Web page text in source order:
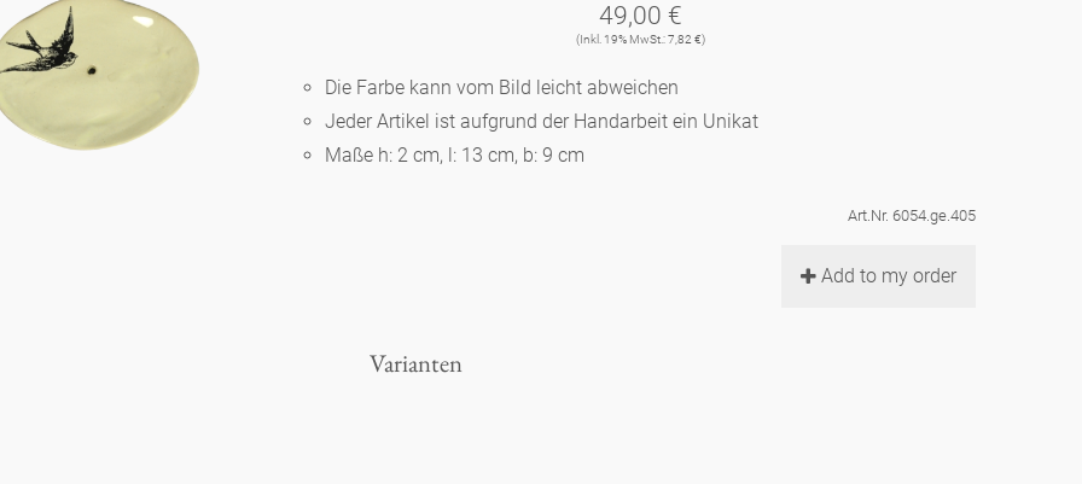
Souvenir
Berlin
49,00 €
(Inkl. 19% MwSt.: 7,82 €)
Die Farbe kann vom Bild leicht abweichen
Jeder Artikel ist aufgrund der Handarbeit ein Unikat
Maße h: 2 cm, l: 13 cm, b: 9 cm
Art.Nr. 6054.ge.405
Add to my order
Varianten